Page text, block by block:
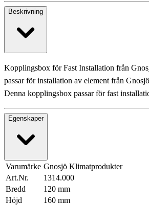
Beskrivning
Kopplingsbox för Fast Installation från
passar för installation av element från
Denna kopplingsbox passar för fast
Egenskaper
Varumärke Gnosjö Klimatprodukter
Art.Nr.
1314.000
Bredd
120 mm
Höjd
160 mm